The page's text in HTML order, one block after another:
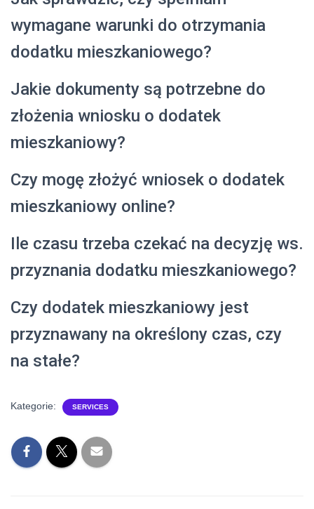
wymagane warunki do otrzymania
dodatku mieszkaniowego?
Jakie dokumenty są potrzebne do
złożenia wniosku o dodatek
mieszkaniowy?
Czy mogę złożyć wniosek o dodatek
mieszkaniowy online?
Ile czasu trzeba czekać na decyzję ws.
przyznania dodatku mieszkaniowego?
Czy dodatek mieszkaniowy jest
przyznawany na określony czas, czy
na stałe?
Kategorie: SERVICES